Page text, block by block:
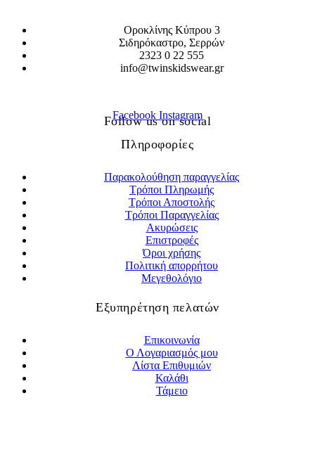
Οροκλίνης Κύπρου 3
Σιδηρόκαστρο, Σερρών
2323 0 22 555
info@twinskidswear.gr
Follow us on social
Facebook Instagram
Πληροφορίες
Παρακολούθηση παραγγελίας
Τρόποι Πληρωμής
Τρόποι Αποστολής
Τρόποι Παραγγελίας
Ακυρώσεις
Επιστροφές
Όροι χρήσης
Πολιτική απορρήτου
Μεγεθολόγιο
Εξυπηρέτηση πελατών
Επικοινωνία
Ο Λογαριασμός μου
Λίστα Επιθυμιών
Καλάθι
Τάμειο